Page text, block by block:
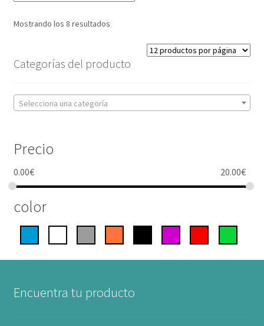
Mostrando los 8 resultados
Categorías del producto
Selecciona una categoría
Precio
0.00€ 20.00€
color
Encuentra tu producto